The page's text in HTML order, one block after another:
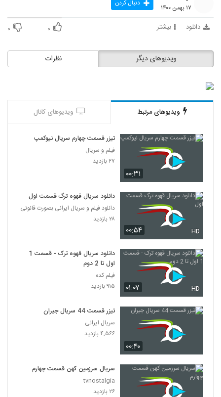
۱۷ بهمن ۱۴۰۰ دنبال کردن
دانلود بیشتر ۰ ۰
نظرات ویدیوهای دیگر
ویدیوهای مرتبط ویدیوهای کانال
۰۰:۳۱
تیزر قسمت چهارم سریال نیوکمپ
فیلم و سریال
۲۷ بازدید
۰۰:۵۴ HD
دانلود سریال قهوه ترگ قسمت اول
دانلود فیلم و سریال ایرانی بصورت قانونی
۲۸ بازدید
۰۱:۰۷ HD
دانلود سریال قهوه ترک - قسمت 1
اول تا 2 دوم
فیلم کده
۹۱۵ بازدید
۰۰:۴۰
تیزر قسمت 44 سریال جیران
سریال ایرانی
۴,۵۶۶ بازدید
سریال سرزمین کهن قسمت چهارم
tvnostalgia
۲۶ بازدید